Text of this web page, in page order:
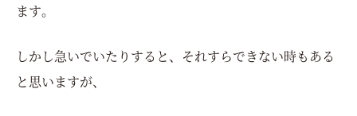
ます。
しかし急いでいたりすると、それすらできない時もある
と思いますが、